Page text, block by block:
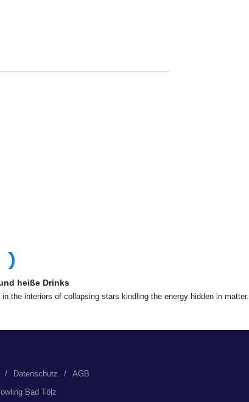
heiße Drinks
the interiors of collapsing stars kindling the energy hidden in matter.
Datenschutz
AGB
Bad Tölz